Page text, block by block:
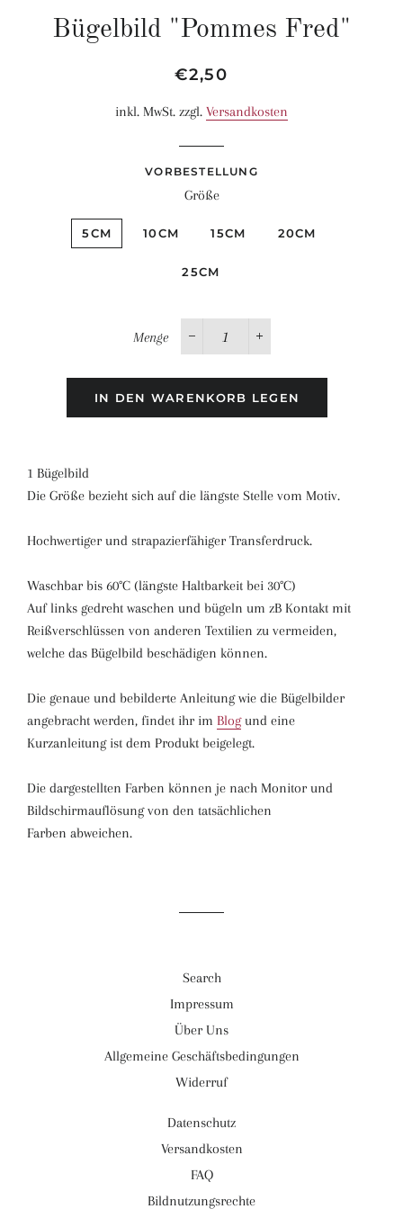
Bügelbild "Pommes Fred"
Normaler
Sonderpreis
€2,50
inkl. MwSt. zzgl. Versandkosten
VORBESTELLUNG
Größe
5CM 10CM 15CM 20CM
25CM
Menge
−
+
IN DEN WARENKORB LEGEN
1 Bügelbild
Die Größe bezieht sich auf die längste Stelle vom Motiv.
Hochwertiger und strapazierfähiger Transferdruck.
Waschbar bis 60°C (längste Haltbarkeit bei 30°C)
Auf links gedreht waschen und bügeln um zB Kontakt mit
Reißverschlüssen von anderen Textilien zu vermeiden,
welche das Bügelbild beschädigen können.
Die genaue und bebilderte Anleitung wie die Bügelbilder
angebracht werden, findet ihr im Blogund eine
Kurzanleitung ist dem Produkt beigelegt.
Die dargestellten Farben können je nach Monitor und
Bildschirmauflösung von den tatsächlichen
Farben abweichen.
Search
Impressum
Über Uns
Allgemeine Geschäftsbedingungen
Widerruf
Datenschutz
Versandkosten
FAQ
Bildnutzungsrechte